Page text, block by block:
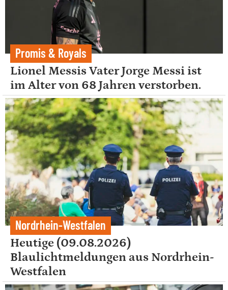
Promis & Royals
Lionel Messis Vater Jorge Messi ist
im Alter von 68 Jahren verstorben.
Nordrhein-Westfalen
Heutige (09.08.2026)
Blaulichtmeldungen aus Nordrhein-
Westfalen